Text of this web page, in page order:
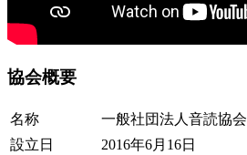
協会概要
名称
一般社団法人音読協会
設立日
2016年6月16日